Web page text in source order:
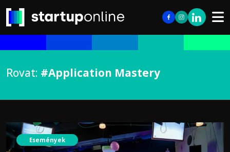
Rovat: #Application Mastery
Események